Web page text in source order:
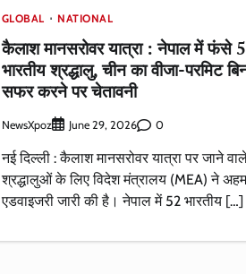
GLOBAL NATIONAL
कैलाश मानसरोवर यात्रा : नेपाल में फंसे
भारतीय श्रद्धालु, चीन का वीजा-परमिट
सफर करने पर चेतावनी
NewsXpoz June 29, 2026 0
नई दिल्ली : कैलाश मानसरोवर यात्रा पर जाने
श्रद्धालुओं के लिए विदेश मंत्रालय (MEA) ने अहम
एडवाइजरी जारी की है। नेपाल में 52 भारतीय […]